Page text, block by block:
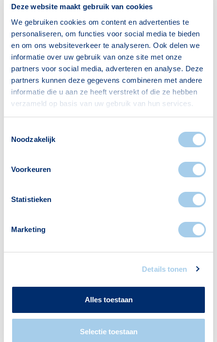
Deze website maakt gebruik van cookies
We gebruiken cookies om content en advertenties te
personaliseren, om functies voor social media te bieden
en om ons websiteverkeer te analyseren. Ook delen we
informatie over uw gebruik van onze site met onze
partners voor social media, adverteren en analyse. Deze
partners kunnen deze gegevens combineren met andere
informatie die u aan ze heeft verstrekt of die ze hebben
verzameld op basis van uw gebruik van hun services.
Noodzakelijk
Voorkeuren
Statistieken
Marketing
Details tonen
Alles toestaan
Selectie toestaan
45–65 jaar
584
65+ jaar
467
Bron: CBS
Huishoudens
Alleenwonend
227
Gezin met kinderen
319